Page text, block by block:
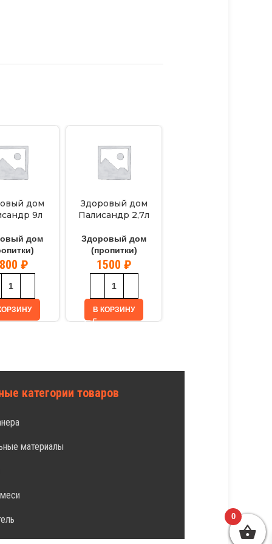
дом
9л
дом
₽
Здоровый дом
Палисандр 2,7л
Здоровый дом
(пропитки)
1500 ₽
В КОРЗИНУ
категории товаров
материалы
0